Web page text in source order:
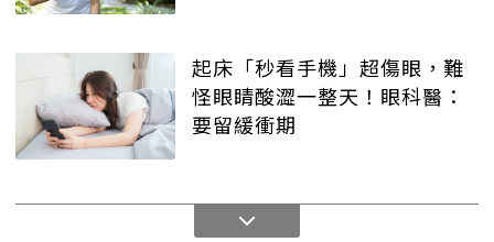
起床「秒看手機」超傷眼，難
怪眼睛酸澀一整天！眼科醫：
要留緩衝期